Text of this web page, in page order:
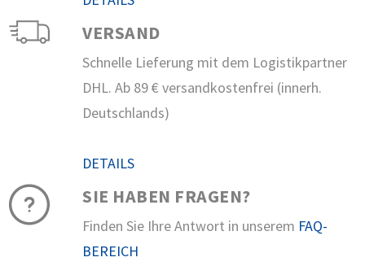
VERSAND
Schnelle Lieferung mit dem Logistikpartner
DHL. Ab 89 € versandkostenfrei (innerh.
Deutschlands)
DETAILS
SIE HABEN FRAGEN?
Finden Sie Ihre Antwort in unserem FAQ-
BEREICH